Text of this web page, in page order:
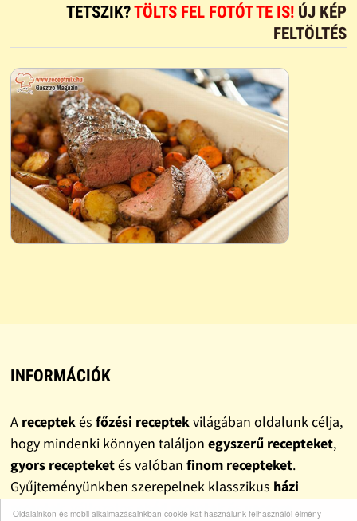
Oldalainkon és mobil alkalmazásainkban cookie-kat használunk felhasználói élmény
TETSZIK?TÖLTS FEL FOTÓT TE IS! ÚJ KÉP
FELTÖLTÉS
INFORMÁCIÓK
A receptekés főzési receptekvilágában oldalunk célja,
hogy mindenki könnyen találjon egyszerű recepteket,
gyors recepteketés valóban finom recepteket.
Gyűjteményünkben szerepelnek klasszikus házi
receptek, változatosebéd receptekésvacsora